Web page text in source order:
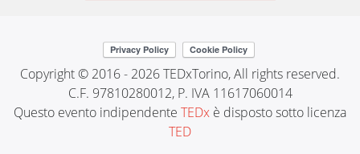
Copyright © 2016 - 2026 TEDxTorino, All rights reserved.
C.F. 97810280012, P. IVA 11617060014
Questo evento indipendente TEDx è disposto sotto licenza
TED